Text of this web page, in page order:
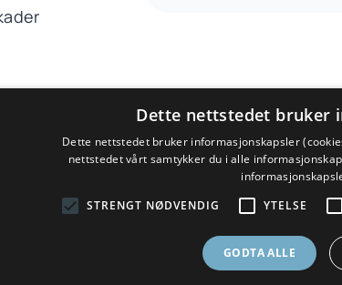
WebCraft AS
advokat innen erstatning etter personskade,
Dette nettstedet bruker
Dette nettstedet bruker informasjonskapsler
nettstedet vårt samtykker du i alle
STRENGT NØDVENDIG
YTELSE
GODTA ALLE